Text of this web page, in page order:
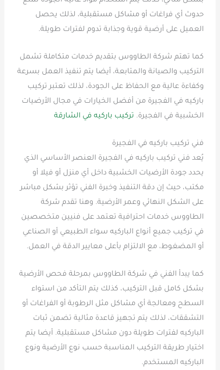
حدوث أي فراغات أو مشاكل مستقبلية، لذلك يحصل
العميل على أرضية قوية وجذابة تدوم لفترات طويلة.
كما تهتم شركة الطاووس بتقديم خدمات متكاملة تشمل
التركيب والصيانة والمتابعة، أيضا يتم تنفيذ العمل بسرعة
وكفاءة عالية مع الحفاظ على الجودة، لذلك تعتبر تركيب
باركيه في الفجيرة من أفضل الخيارات في مجال الأرضيات
الخشبية في الفجيرة. تركيب باركيه في الشارقة
فني تركيب باركيه في الفجيرة
يُعد فني تركيب باركيه في الفجيرة العنصر الأساسي الذي
يحدد جودة الأرضيات الخشبية داخل أي منزل أو فيلا أو
مكتب، حيث إن دقة التنفيذ وخبرة الفني تؤثر بشكل مباشر
على الشكل النهائي وعمر الأرضية. وهنا تقدم شركة
الطاووس خدمات احترافية تعتمد على فنيين متخصصين
في تركيب جميع أنواع الباركيه سواء الطبيعي أو الصناعي
أو المضغوط، مع الالتزام بأعلى معايير الدقة في العمل.
كما يبدأ الفني في شركة الطاووس بمرحلة فحص الأرضية
بشكل كامل قبل التركيب، كذلك يتم التأكد من استواء
السطح ومعالجة أي مشاكل مثل الرطوبة أو الفراغات أو
التشققات، لذلك يتم تجهيز قاعدة مثالية تضمن ثبات
الباركيه لفترات طويلة دون مشاكل مستقبلية. أيضا يتم
اختيار طريقة التركيب المناسبة حسب نوع الأرضية ونوع
الباركيه المستخدم.